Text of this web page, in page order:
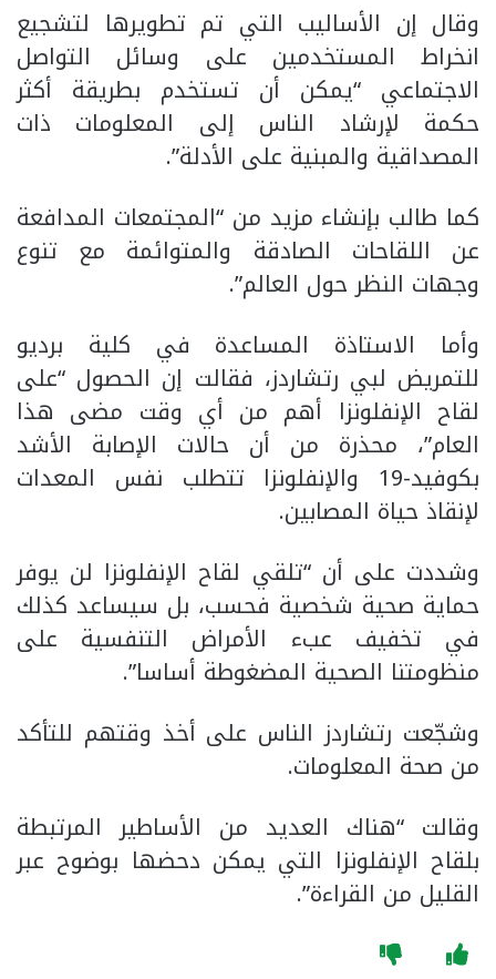
وقال إن الأساليب التي تم تطويرها لتشجيع
انخراط المستخدمين على وسائل التواصل
الاجتماعي “يمكن أن تستخدم بطريقة أكثر
حكمة لإرشاد الناس إلى المعلومات ذات
المصداقية والمبنية على الأدلة”.
كما طالب بإنشاء مزيد من “المجتمعات المدافعة
عن اللقاحات الصادقة والمتوائمة مع تنوع
وجهات النظر حول العالم”.
وأما الاستاذة المساعدة في كلية برديو
للتمريض لبي رتشاردز، فقالت إن الحصول “على
لقاح الإنفلونزا أهم من أي وقت مضى هذا
العام”، محذرة من أن حالات الإصابة الأشد
بكوفيد-19 والإنفلونزا تتطلب نفس المعدات
لإنقاذ حياة المصابين.
وشددت على أن “تلقي لقاح الإنفلونزا لن يوفر
حماية صحية شخصية فحسب، بل سيساعد كذلك
في تخفيف عبء الأمراض التنفسية على
منظومتنا الصحية المضغوطة أساسا”.
وشجّعت رتشاردز الناس على أخذ وقتهم للتأكد
من صحة المعلومات.
وقالت “هناك العديد من الأساطير المرتبطة
بلقاح الإنفلونزا التي يمكن دحضها بوضوح عبر
القليل من القراءة”.